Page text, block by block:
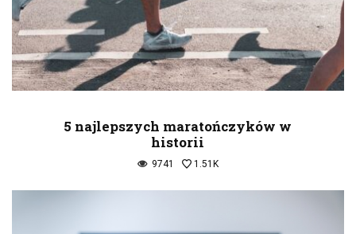
5 najlepszych maratończyków w
historii
9741 1.51K